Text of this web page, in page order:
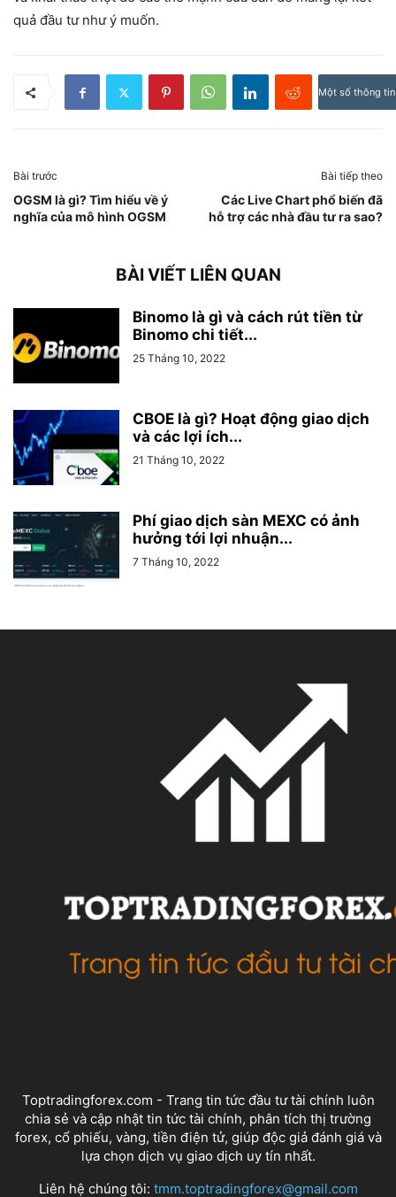
quả đầu tư như ý muốn.
Một số thông tin
Bài trước
OGSM là gì? Tìm hiểu về ý
nghĩa của mô hình OGSM
Bài tiếp theo
Các Live Chart phổ biến đã
hỗ trợ các nhà đầu tư ra sao?
BÀI VIẾT LIÊN QUAN
Binomo là gì và cách rút tiền từ
Binomo chi tiết...
25 Tháng 10, 2022
CBOE là gì? Hoạt động giao dịch
và các lợi ích...
21 Tháng 10, 2022
Phí giao dịch sàn MEXC có ảnh
hưởng tới lợi nhuận...
7 Tháng 10, 2022
Toptradingforex.com - Trang tin tức đầu tư tài chính luôn
chia sẻ và cập nhật tin tức tài chính, phân tích thị trường
forex, cổ phiếu, vàng, tiền điện tử, giúp độc giả đánh giá và
lựa chọn dịch vụ giao dịch uy tín nhất.
Liên hệ chúng tôi: tmm.toptradingforex@gmail.com